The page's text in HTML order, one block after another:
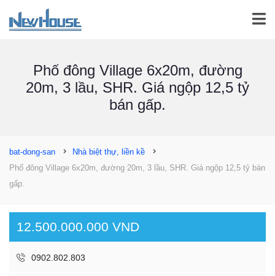
Phố đông Village 6x20m, đường
20m, 3 lầu, SHR. Giá ngộp 12,5 tỷ
bán gấp.
bat-dong-san
Nhà biệt thự, liền kề
Phố đông Village 6x20m, đường 20m, 3 lầu, SHR. Giá ngộp 12,5 tỷ bán
gấp.
12.500.000.000 VND
0902.802.803